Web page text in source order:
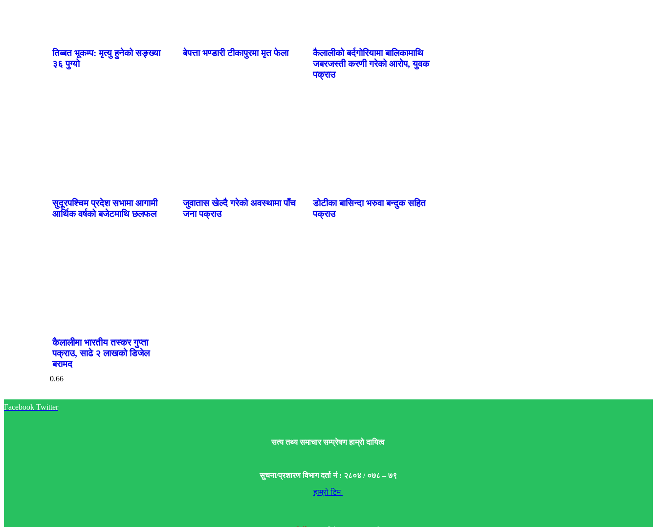
तिब्बत भूकम्प: मृत्यु हुनेको सङ्ख्या
३६ पुग्यो
बेपत्ता भण्डारी टीकापुरमा मृत फेला
कैलालीको बर्दगोरियामा बालिकामाथि
जबरजस्ती करणी गरेको आरोप, युवक
पक्राउ
सुदूरपश्चिम प्रदेश सभामा आगामी
आर्थिक वर्षको बजेटमाथि छलफल
जुवातास खेल्दै गरेको अवस्थामा पाँच
जना पक्राउ
डोटीका बासिन्दा भरुवा बन्दुक सहित
पक्राउ
कैलालीमा भारतीय तस्कर गुप्ता
पक्राउ, साढे २ लाखको डिजेल
बरामद
Facebook Twitter
सत्य तथ्य समाचार सम्प्रेषण हाम्रो दायित्व
सुचना/प्रशारण विभाग दर्ता नं : २८०४ / ०७८ – ७९
हाम्रो टिम